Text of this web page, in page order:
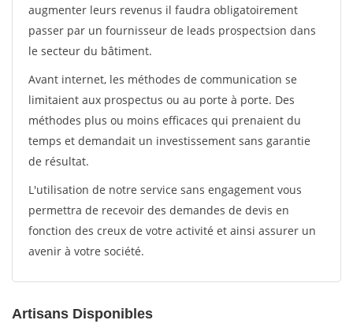
augmenter leurs revenus il faudra obligatoirement
passer par un fournisseur de leads prospectsion dans
le secteur du bâtiment.
Avant internet, les méthodes de communication se
limitaient aux prospectus ou au porte à porte. Des
méthodes plus ou moins efficaces qui prenaient du
temps et demandait un investissement sans garantie
de résultat.
L'utilisation de notre service sans engagement vous
permettra de recevoir des demandes de devis en
fonction des creux de votre activité et ainsi assurer un
avenir à votre société.
Artisans Disponibles